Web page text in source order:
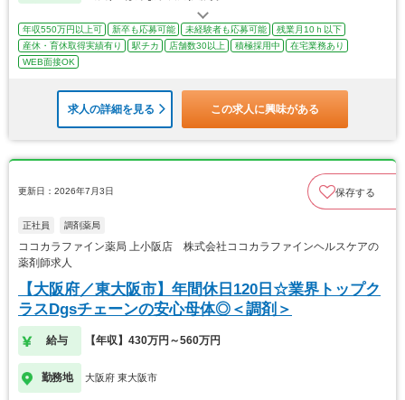
年収550万円以上可 新卒も応募可能 未経験者も応募可能
残業月10ｈ以下
産休・育休取得実績有り
駅チカ 店舗数30以上 積極採用中
在宅業務あり
WEB面接OK
求人の詳細を見る この求人に興味がある
更新日：2026年7月3日 保存する
正社員 調剤薬局
ココカラファイン薬局 上小阪店 株式会社ココカラファインヘルスケアの
薬剤師求人
【大阪府／東大阪市】年間休日120日☆業界トップク
ラスDgsチェーンの安心母体◎＜調剤＞
給与 【年収】430万円～560万円
勤務地 大阪府 東大阪市